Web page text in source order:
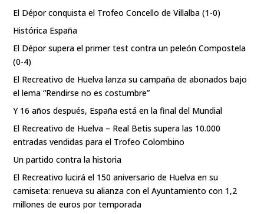
El Dépor conquista el Trofeo Concello de Villalba (1-0)
Histórica España
El Dépor supera el primer test contra un peleón Compostela
(0-4)
El Recreativo de Huelva lanza su campaña de abonados bajo
el lema “Rendirse no es costumbre”
Y 16 años después, España está en la final del Mundial
El Recreativo de Huelva – Real Betis supera las 10.000
entradas vendidas para el Trofeo Colombino
Un partido contra la historia
El Recreativo lucirá el 150 aniversario de Huelva en su
camiseta: renueva su alianza con el Ayuntamiento con 1,2
millones de euros por temporada